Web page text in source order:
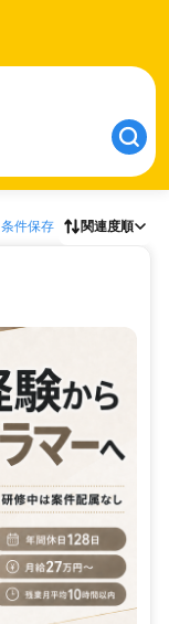
条件保存 関連度順